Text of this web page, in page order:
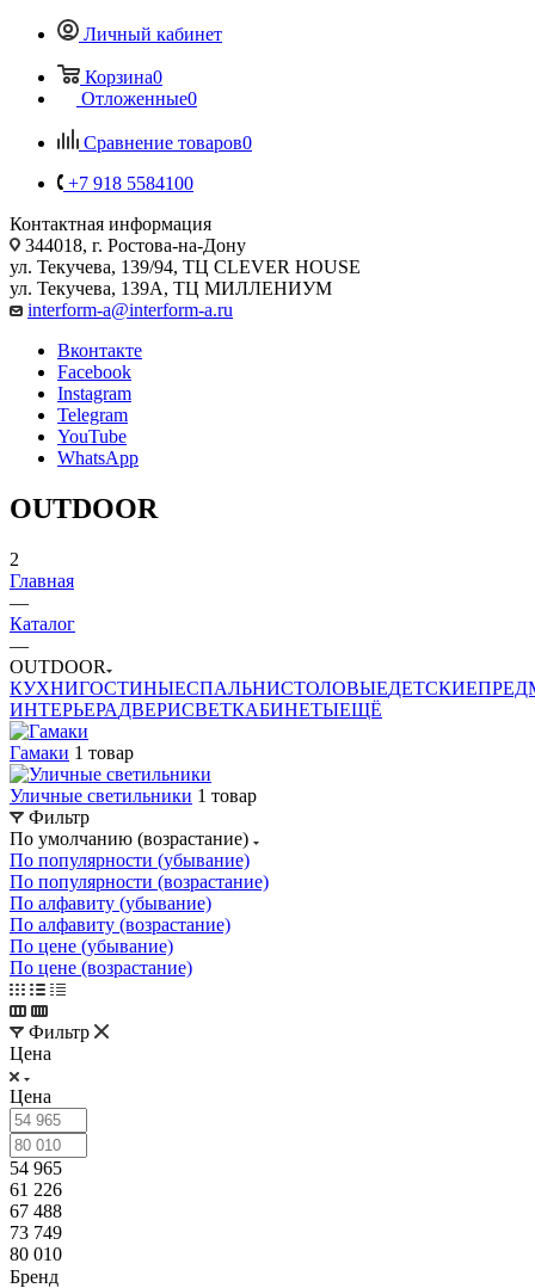
Личный кабинет
Корзина0
Отложенные0
Сравнение товаров0
+7 918 5584100
Контактная информация
344018, г. Ростова-на-Дону
ул. Текучева, 139/94, ТЦ CLEVER HOUSE
ул. Текучева, 139А, ТЦ МИЛЛЕНИУМ
interform-a@interform-a.ru
Вконтакте
Facebook
Instagram
Telegram
YouTube
WhatsApp
OUTDOOR
2
Главная
—
Каталог
—
OUTDOOR
КУХНИГОСТИНЫЕСПАЛЬНИСТОЛОВЫЕДЕТСКИЕ
ИНТЕРЬЕРАДВЕРИСВЕТКАБИНЕТЫЕЩЁ
Гамаки 1 товар
Уличные светильники 1 товар
Фильтр
По умолчанию (возрастание)
По популярности (убывание)
По популярности (возрастание)
По алфавиту (убывание)
По алфавиту (возрастание)
По цене (убывание)
По цене (возрастание)
Фильтр
Цена
Цена
54 965
61 226
67 488
73 749
80 010
Бренд